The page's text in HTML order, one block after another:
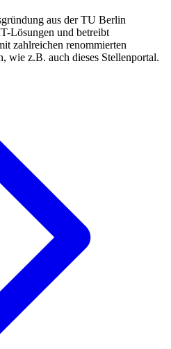
aus der TU Berlin
Lösungen und betreibt
zahlreichen renommierten
wie z.B. auch dieses Stellenportal.